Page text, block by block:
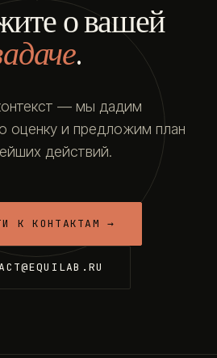
о вашей
.
— мы дадим
оценку и предложим план
действий.
К КОНТАКТАМ →